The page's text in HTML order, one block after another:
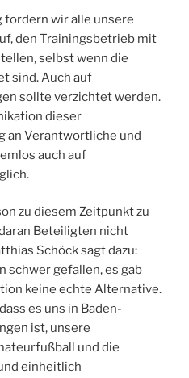
fordern wir alle unsere
den Trainingsbetrieb mit
selbst wenn die
sind. Auch auf
sollte verzichtet werden.
dieser
an Verantwortliche und
auch auf
zu diesem Zeitpunkt zu
Beteiligten nicht
Schöck sagt dazu:
schwer gefallen, es gab
keine echte Alternative.
es uns in Baden-
ist, unsere
und die
einheitlich